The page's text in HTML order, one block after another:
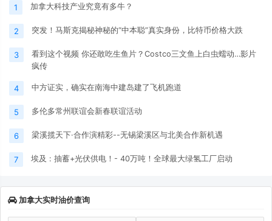
1 加拿大科技产业究竟有多牛？
2 突发！马斯克揭秘神秘的“中本聪”真实身份，比特币价格大跌
3
看到这个视频 你还敢吃生鱼片？Costco三文鱼上白虫蠕动…影片
疯传
4 中方证实，确实在南海中建岛建了飞机跑道
5 多伦多常州联谊会新春联谊活动
6 梁溪揽天下·合作演精彩--无锡梁溪区与北美合作新机遇
7 埃及 : 抽蓄+光伏供电！- 40万吨！全球最大绿氢工厂启动
加拿大实时油价查询